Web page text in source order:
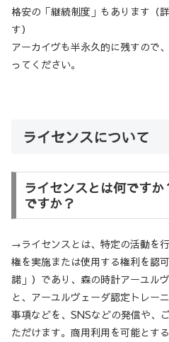
格安の「継続制度」もあります（
す）
アーカイヴも半永久的に残すので
ってください。
ライセンスについて
ライセンスとは何です
ですか？
→ライセンスとは、 特定の活動を
権を実施または使用する権利を認
諾」）であり、森の時計アーユル
と、アーユルヴェーダ認定トレー
事項などを、SNSなどの発信や、
ただけます。商用利用を可能とす